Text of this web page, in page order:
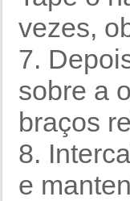
vezes,
7.
sobre a
braços
8.
e